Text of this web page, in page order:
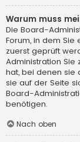
Warum muss
Die Board-
Forum, in dem Sie
zuerst geprüft
Administration Sie
hat, bei denen sie
sie auf der Seite
Board-
benötigen.
Nach oben